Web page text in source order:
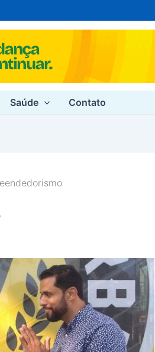
Saúde Contato